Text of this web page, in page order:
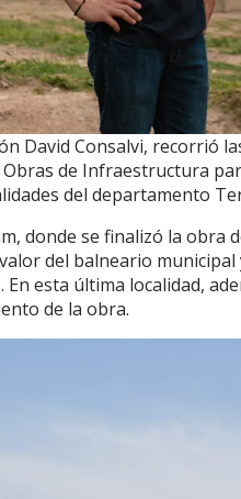
David Consalvi, recorrió
de Infraestructura
del departamento
donde se finalizó la obra
del balneario
esta última localidad,
de la obra.